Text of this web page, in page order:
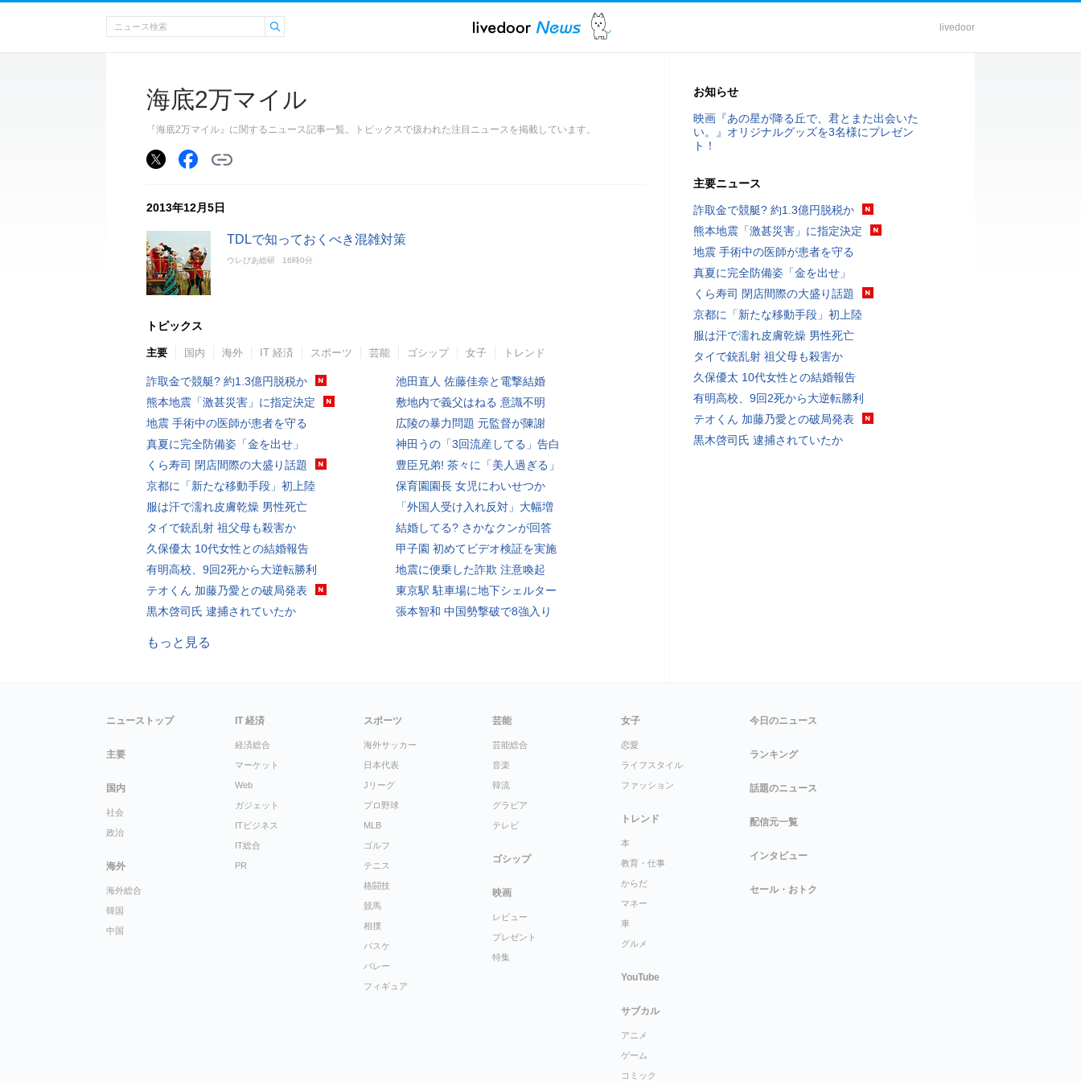
livedoor
海底2万マイル
『海底2万マイル』に関するニュース記事一覧。トピックスで扱われた注目ニュースを掲載しています。
2013年12月5日
TDLで知っておくべき混雑対策
ウレぴあ総研 16時0分
トピックス
主要 国内 海外 IT 経済 スポーツ 芸能 ゴシップ 女子 トレンド
詐取金で競艇? 約1.3億円脱税か
熊本地震「激甚災害」に指定決定
地震 手術中の医師が患者を守る
真夏に完全防備姿「金を出せ」
くら寿司 閉店間際の大盛り話題
京都に「新たな移動手段」初上陸
服は汗で濡れ皮膚乾燥 男性死亡
タイで銃乱射 祖父母も殺害か
久保優太 10代女性との結婚報告
有明高校、9回2死から大逆転勝利
テオくん 加藤乃愛との破局発表
黒木啓司氏 逮捕されていたか
池田直人 佐藤佳奈と電撃結婚
敷地内で義父はねる 意識不明
広陵の暴力問題 元監督が陳謝
神田うの「3回流産してる」告白
豊臣兄弟! 茶々に「美人過ぎる」
保育園園長 女児にわいせつか
「外国人受け入れ反対」大幅増
結婚してる? さかなクンが回答
甲子園 初めてビデオ検証を実施
地震に便乗した詐欺 注意喚起
東京駅 駐車場に地下シェルター
張本智和 中国勢撃破で8強入り
もっと見る
お知らせ
映画『あの星が降る丘で、君とまた出会いた
い。』オリジナルグッズを3名様にプレゼン
ト！
主要ニュース
詐取金で競艇? 約1.3億円脱税か
熊本地震「激甚災害」に指定決定
地震 手術中の医師が患者を守る
真夏に完全防備姿「金を出せ」
くら寿司 閉店間際の大盛り話題
京都に「新たな移動手段」初上陸
服は汗で濡れ皮膚乾燥 男性死亡
タイで銃乱射 祖父母も殺害か
久保優太 10代女性との結婚報告
有明高校、9回2死から大逆転勝利
テオくん 加藤乃愛との破局発表
黒木啓司氏 逮捕されていたか
ニューストップ
主要
国内
社会
政治
海外
海外総合
韓国
中国
IT 経済
経済総合
マーケット
Web
ガジェット
ITビジネス
IT総合
PR
スポーツ
海外サッカー
日本代表
Jリーグ
プロ野球
MLB
ゴルフ
テニス
格闘技
競馬
相撲
バスケ
バレー
フィギュア
芸能
芸能総合
音楽
韓流
グラビア
テレビ
ゴシップ
映画
レビュー
プレゼント
特集
女子
恋愛
ライフスタイル
ファッション
トレンド
本
教育・仕事
からだ
マネー
車
グルメ
YouTube
サブカル
アニメ
ゲーム
コミック
今日のニュース
ランキング
話題のニュース
配信元一覧
インタビュー
セール・おトク